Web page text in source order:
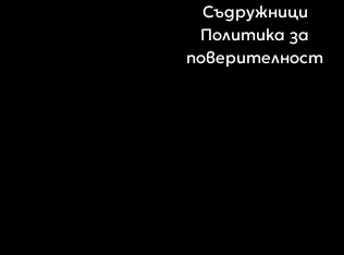
Съдружници
Политика за
поверителност